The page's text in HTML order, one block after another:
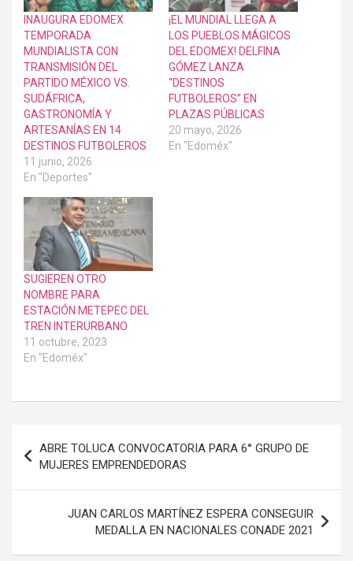
INAUGURA EDOMEX
TEMPORADA
MUNDIALISTA CON
TRANSMISIÓN DEL
PARTIDO MÉXICO VS.
SUDÁFRICA,
GASTRONOMÍA Y
ARTESANÍAS EN 14
DESTINOS FUTBOLEROS
11 junio, 2026
En "Deportes"
¡EL MUNDIAL LLEGA A
LOS PUEBLOS MÁGICOS
DEL EDOMEX! DELFINA
GÓMEZ LANZA
“DESTINOS
FUTBOLEROS” EN
PLAZAS PÚBLICAS
20 mayo, 2026
En "Edoméx"
SUGIEREN OTRO
NOMBRE PARA
ESTACIÓN METEPEC DEL
TREN INTERURBANO
11 octubre, 2023
En "Edoméx"
de
entradas
ABRE TOLUCA CONVOCATORIA PARA 6° GRUPO DE
MUJERES EMPRENDEDORAS
JUAN CARLOS MARTÍNEZ ESPERA CONSEGUIR
MEDALLA EN NACIONALES CONADE 2021